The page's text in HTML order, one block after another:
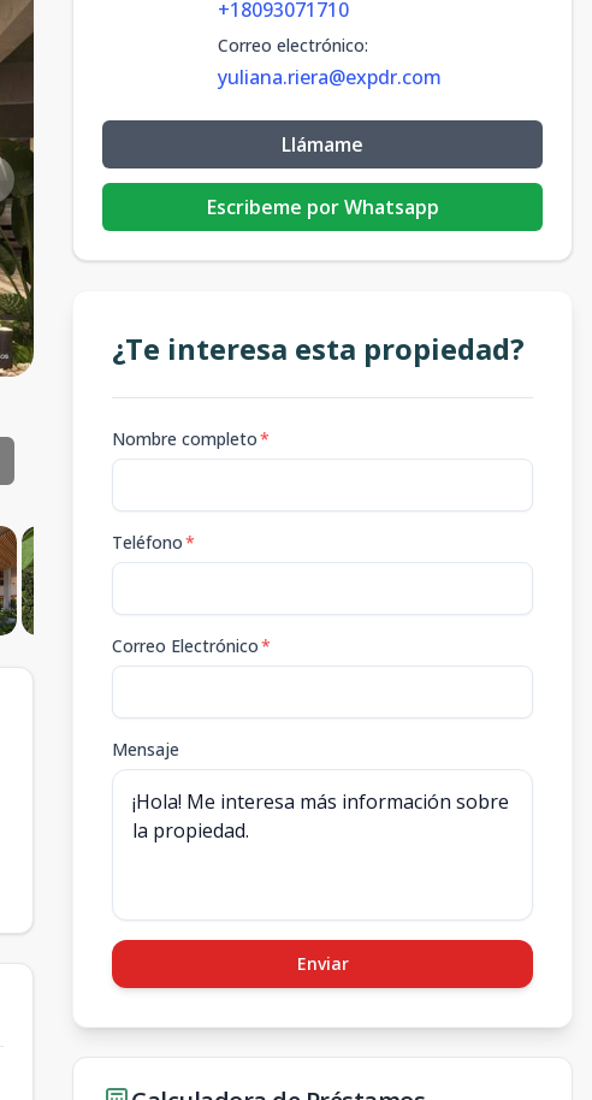
+18093071710
Correo electrónico:
yuliana.riera@expdr.com
Llámame
Escribeme por Whatsapp
¿Te interesa esta propiedad?
Nombre completo*
Teléfono*
Correo Electrónico*
Mensaje
Enviar